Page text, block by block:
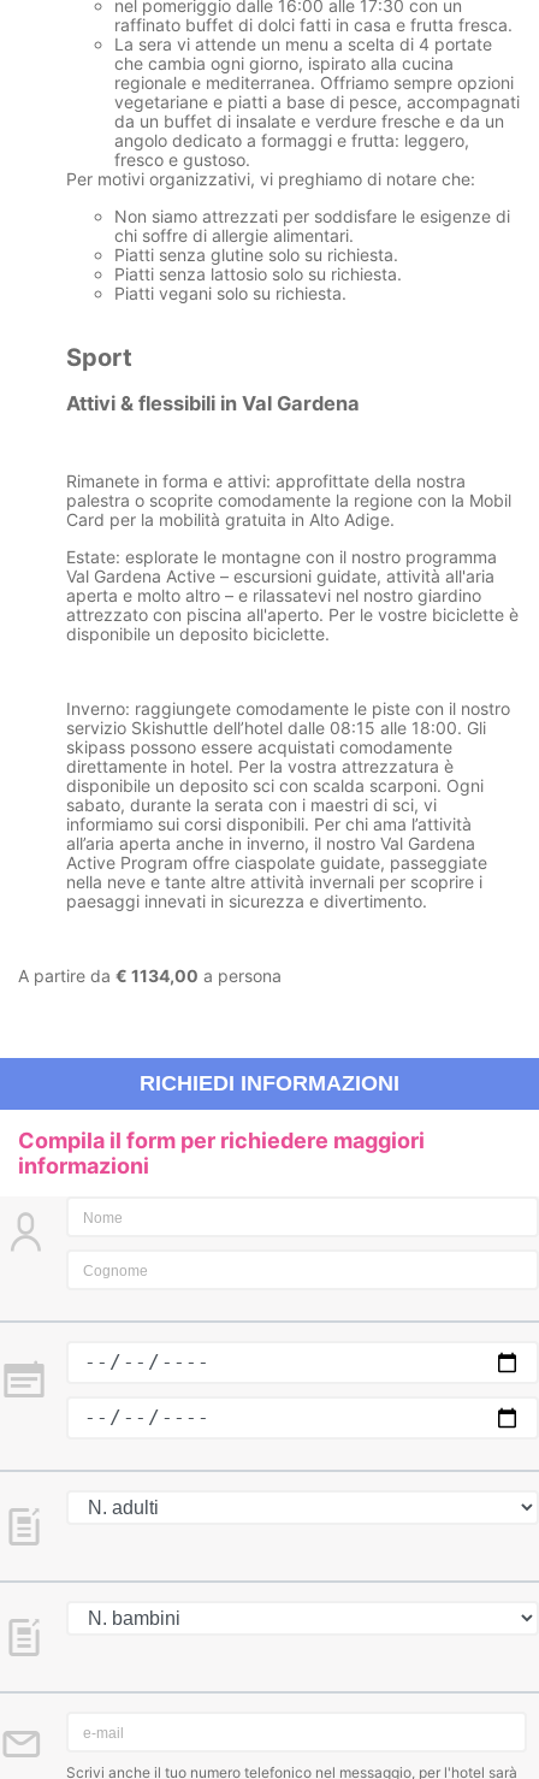
nel pomeriggio dalle 16:00 alle 17:30 con un
raffinato buffet di dolci fatti in casa e frutta fresca.
La sera vi attende un menu a scelta di 4 portate
che cambia ogni giorno, ispirato alla cucina
regionale e mediterranea. Offriamo sempre opzioni
vegetariane e piatti a base di pesce, accompagnati
da un buffet di insalate e verdure fresche e da un
angolo dedicato a formaggi e frutta: leggero,
fresco e gustoso.
Per motivi organizzativi, vi preghiamo di notare che:
Non siamo attrezzati per soddisfare le esigenze di
chi soffre di allergie alimentari.
Piatti senza glutine solo su richiesta.
Piatti senza lattosio solo su richiesta.
Piatti vegani solo su richiesta.
Sport
Attivi & flessibili in Val Gardena
Rimanete in forma e attivi: approfittate della nostra
palestra o scoprite comodamente la regione con la Mobil
Card per la mobilità gratuita in Alto Adige.
Estate: esplorate le montagne con il nostro programma
Val Gardena Active – escursioni guidate, attività all'aria
aperta e molto altro – e rilassatevi nel nostro giardino
attrezzato con piscina all'aperto. Per le vostre biciclette è
disponibile un deposito biciclette.
Inverno: raggiungete comodamente le piste con il nostro
servizio Skishuttle dell’hotel dalle 08:15 alle 18:00. Gli
skipass possono essere acquistati comodamente
direttamente in hotel. Per la vostra attrezzatura è
disponibile un deposito sci con scalda scarponi. Ogni
sabato, durante la serata con i maestri di sci, vi
informiamo sui corsi disponibili. Per chi ama l’attività
all’aria aperta anche in inverno, il nostro Val Gardena
Active Program offre ciaspolate guidate, passeggiate
nella neve e tante altre attività invernali per scoprire i
paesaggi innevati in sicurezza e divertimento.
A partire da € 1134,00 a persona
RICHIEDI INFORMAZIONI
Compila il form per richiedere maggiori
informazioni
Scrivi anche il tuo numero telefonico nel messaggio, per l'hotel sarà